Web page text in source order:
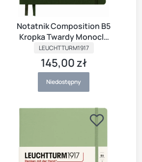
Notatnik Composition B5
Kropka Twardy Monocle
OLIVE
PRODUCENT
LEUCHTTURM1917
Cena
145,00 zł
Niedostępny